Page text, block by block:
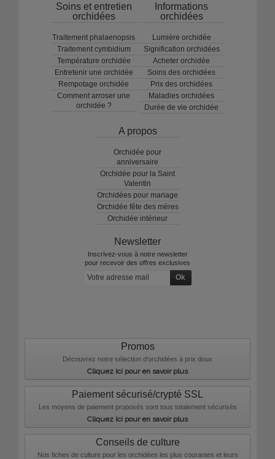
Soins et entretien
orchidées
Traitement phalaenopsis
Traitement cymbidium
Température orchidée
Entretenir une orchidée
Rempotage orchidée
Comment arroser une
orchidée ?
Informations
orchidées
Lumière orchidée
Signification orchidées
Acheter orchidée
Soins des orchidées
Prix des orchidées
Maladies orchidées
Durée de vie orchidée
A propos
Orchidée pour
anniversaire
Orchidée pour la Saint
Valentin
Orchidées pour mariage
Orchidée fête des mères
Orchidée intérieur
Newsletter
Inscrivez-vous à notre newsletter
pour recevoir des offres exclusives
Promos
Découvrez notre sélection d'orchidées à prix doux
Cliquez ici pour en savoir plus
Paiement sécurisé/crypté SSL
Les moyens de paiement proposés sont tous totalement sécurisés
Cliquez ici pour en savoir plus
Conseils de culture
Nos fiches de culture pour les orchidées les plus courantes et leurs